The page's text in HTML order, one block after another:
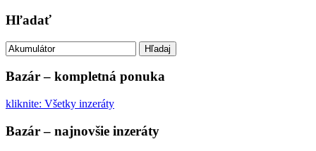
Hľadať
Hľadaj
Bazár – kompletná ponuka
kliknite: Všetky inzeráty
Bazár – najnovšie inzeráty